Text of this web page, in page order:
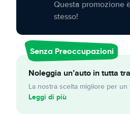
Questa promozione
stesso!
Senza Preoccupazioni
Noleggia un’auto in tutta
La nostra scelta migliore per
Leggi di più